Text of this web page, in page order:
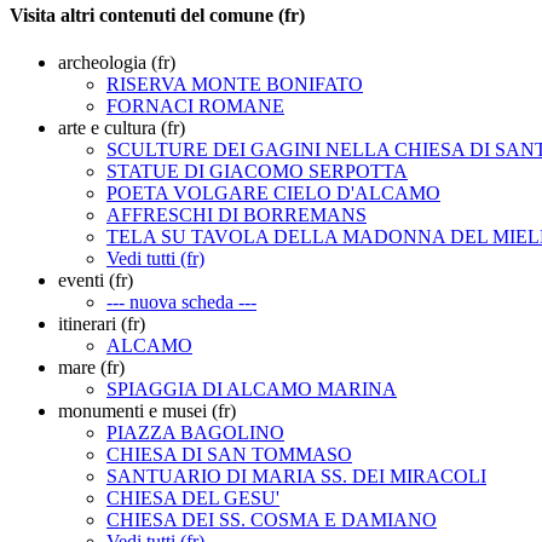
Visita altri contenuti del comune (fr)
archeologia (fr)
RISERVA MONTE BONIFATO
FORNACI ROMANE
arte e cultura (fr)
SCULTURE DEI GAGINI NELLA CHIESA DI
STATUE DI GIACOMO SERPOTTA
POETA VOLGARE CIELO D'ALCAMO
AFFRESCHI DI BORREMANS
TELA SU TAVOLA DELLA MADONNA DEL
Vedi tutti (fr)
eventi (fr)
--- nuova scheda ---
itinerari (fr)
ALCAMO
mare (fr)
SPIAGGIA DI ALCAMO MARINA
monumenti e musei (fr)
PIAZZA BAGOLINO
CHIESA DI SAN TOMMASO
SANTUARIO DI MARIA SS. DEI MIRACOLI
CHIESA DEL GESU'
CHIESA DEI SS. COSMA E DAMIANO